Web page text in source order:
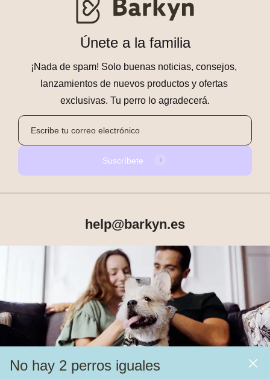
No hay 2 perros iguales
Únete a la familia
¡Nada de spam! Solo buenas noticias, consejos,
lanzamientos de nuevos productos y ofertas
exclusivas. Tu perro lo agradecerá.
Suscríbete
help@barkyn.es
Productos
Sobre Barkyn
Otros links
Piensos